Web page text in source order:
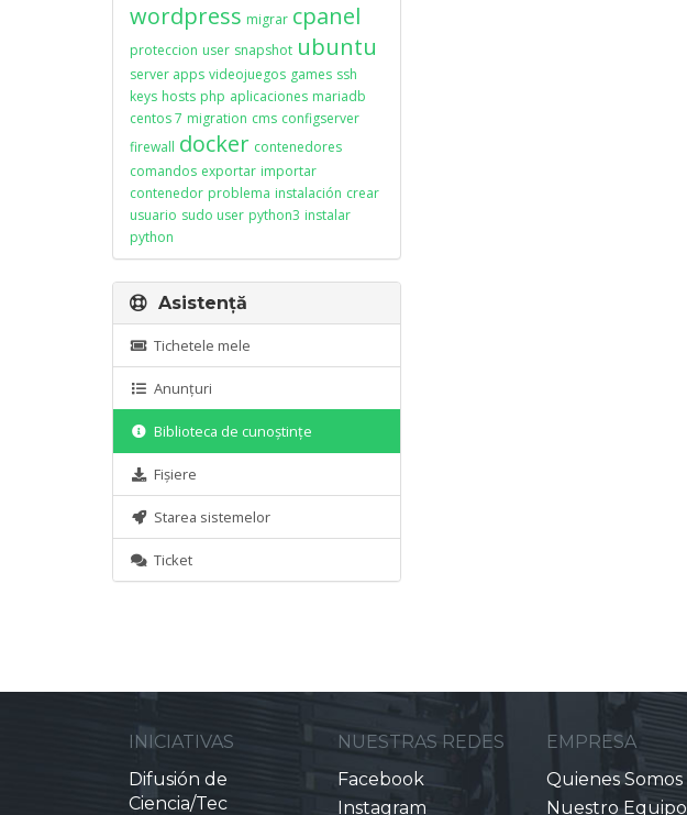
wordpress migrar cpanel
proteccion user snapshot ubuntu
server apps videojuegos games ssh
keys hosts php aplicaciones mariadb
centos 7 migration cms configserver
firewall docker contenedores
comandos exportar importar
contenedor problema instalación crear
usuario sudo user python3 instalar
python
Asistență
Tichetele mele
Anunțuri
Biblioteca de cunoștințe
Fișiere
Starea sistemelor
Ticket
INICIATIVAS
Difusión de
Ciencia/Tec
NUESTRAS REDES
Facebook
Instagram
EMPRESA
Quienes Somos
Nuestro Equipo